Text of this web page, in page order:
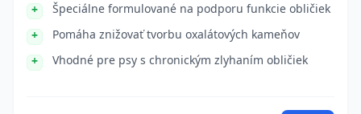
Špeciálne formulované na podporu funkcie obličiek
Pomáha znižovať tvorbu oxalátových kameňov
Vhodné pre psy s chronickým zlyhaním obličiek